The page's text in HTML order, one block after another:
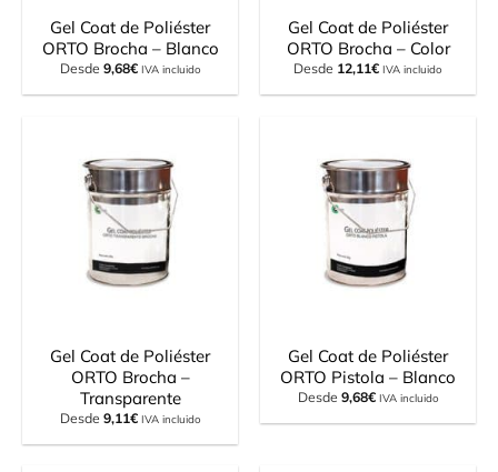
Gel Coat de Poliéster
ORTO Brocha – Blanco
Desde 9,68€ IVA incluido
Gel Coat de Poliéster
ORTO Brocha – Color
Desde 12,11€ IVA incluido
Gel Coat de Poliéster
ORTO Brocha –
Transparente
Desde 9,11€ IVA incluido
Gel Coat de Poliéster
ORTO Pistola – Blanco
Desde 9,68€ IVA incluido